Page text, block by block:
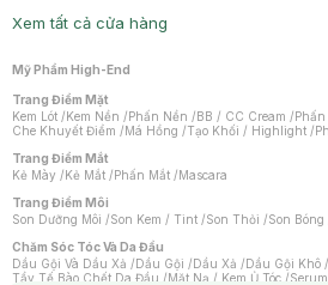
Xem tất cả cửa hàng
Mỹ Phẩm High-End
Trang Điểm Mặt
Kem Lót /Kem Nền /Phấn Nền /BB / CC Cream /
Che Khuyết Điểm /Má Hồng /Tạo Khối / Highlight /
Trang Điểm Mắt
Kẻ Mày /Kẻ Mắt /Phấn Mắt /Mascara
Trang Điểm Môi
Son Dưỡng Môi /Son Kem / Tint /Son Thỏi /Son Bóng
Chăm Sóc Tóc Và Da Đầu
Dầu Gội Và Dầu Xả /Dầu Gội /Dầu Xả /Dầu Gội Khô /
Tẩy Tế Bào Chết Da Đầu /Mặt Nạ / Kem Ủ Tóc /